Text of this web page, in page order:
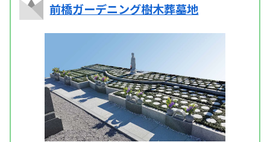
前橋ガーデニング樹木葬墓地